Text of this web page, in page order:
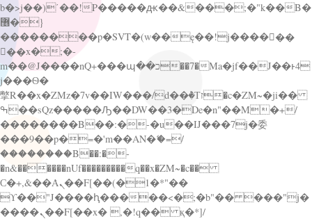
b�>j��)΄��!P�����ԫ��&���;�"k��B�
޶�}
��������p�SVT�(w��ę��!j������
��x�;�-
m��@J����nQ+���պ��כ��7�Ma�jf��J��ͱ4
j���Ѳ�
撆R��x�ZMz�7v��IW���/d��ٞ�Тז�c�ZM~�ji��
ߒ��sQz�����Ԡ��DW��3�De�n"��M�+/
��������B��:�-�u��IJ���7j�委
���9��p�=�'m��AN�ޭ�=/
��������B��:�-
�n&������nUf���������q��x�ZM~�c��
Ϲ�+,&��Ὰܢ��F[��(�1�*"��
ϒ��"J����ԧ�����<�;�b"�� ���"j�
����ܢ��F[��x� ,�!q�� қ�*]/